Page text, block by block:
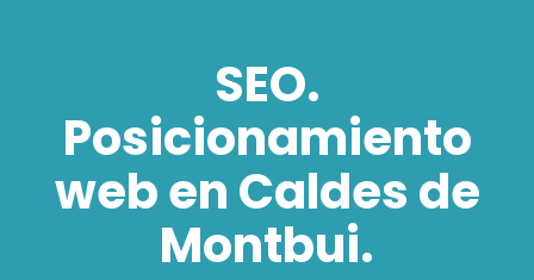
SEO.
Posicionamiento
web en Caldes de
Montbui.